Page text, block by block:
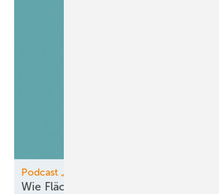
Podcast „Was jetzt passieren muss“
Wie Flächeneigentümer vom Pooling